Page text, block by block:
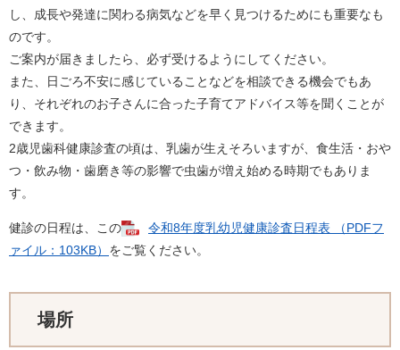
し、成長や発達に関わる病気などを早く見つけるためにも重要なも
のです。
ご案内が届きましたら、必ず受けるようにしてください。
また、日ごろ不安に感じていることなどを相談できる機会でもあ
り、それぞれのお子さんに合った子育てアドバイス等を聞くことが
できます。
2歳児歯科健康診査の頃は、乳歯が生えそろいますが、食生活・おや
つ・飲み物・歯磨き等の影響で虫歯が増え始める時期でもありま
す。
健診の日程は、この
令和8年度乳幼児健康診査日程表 （PDFフ
ァイル：103KB） をご覧ください。
場所